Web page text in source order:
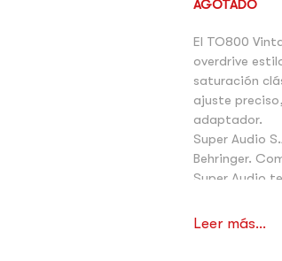
AGOTADO
El TO800
overdrive
saturación
ajuste
adaptador.
Super Audio
Behringer.
Super Audio
Leer más...